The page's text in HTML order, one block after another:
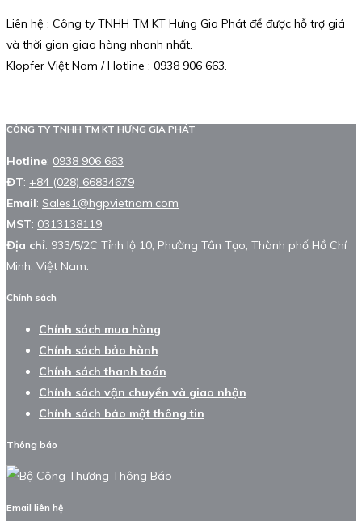
Liên hệ : Công ty TNHH TM KT Hưng Gia Phát để được hỗ trợ giá
và thời gian giao hàng nhanh nhất.
Klopfer Việt Nam / Hotline : 0938 906 663.
CÔNG TY TNHH TM KT HƯNG GIA PHÁT
Hotline: 0938 906 663
ĐT: +84 (028) 66834679
Email: Sales1@hgpvietnam.com
MST: 0313138119
Địa chỉ: 933/5/2C Tỉnh lộ 10, Phường Tân Tạo, Thành phố Hồ Chí
Minh, Việt Nam.
Chính sách
Chính sách mua hàng
Chính sách bảo hành
Chính sách thanh toán
Chính sách vận chuyển và giao nhận
Chính sách bảo mật thông tin
Thông báo
Email liên hệ